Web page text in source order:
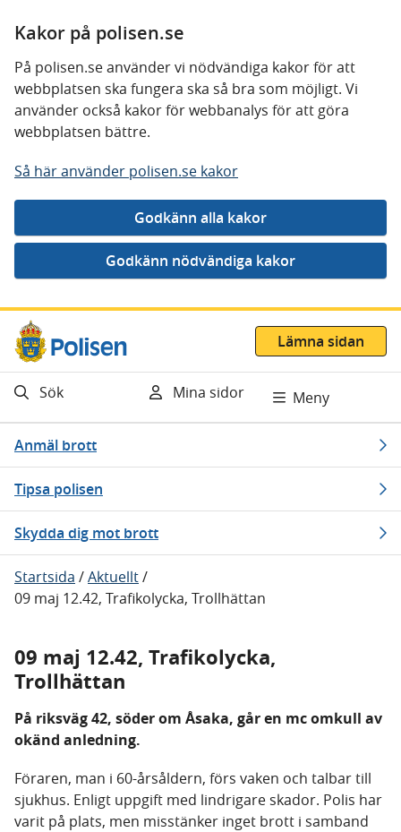
Kakor på polisen.se
På polisen.se använder vi nödvändiga kakor för att
webbplatsen ska fungera ska så bra som möjligt. Vi
använder också kakor för webbanalys för att göra
webbplatsen bättre.
Så här använder polisen.se kakor
Gå direkt till innehåll
Lämna sidan
Sök Mina sidor Meny
Anmäl brott
Tipsa polisen
Skydda dig mot brott
Startsida /Aktuellt/
09 maj 12.42, Trafikolycka, Trollhättan
09 maj 12.42, Trafikolycka,
Trollhättan
På riksväg 42, söder om Åsaka, går en mc omkull av
okänd anledning.
Föraren, man i 60-årsåldern, förs vaken och talbar till
sjukhus. Enligt uppgift med lindrigare skador. Polis har
varit på plats, men misstänker inget brott i samband